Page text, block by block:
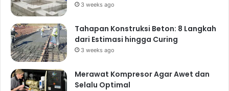
3 weeks ago
Tahapan Konstruksi Beton: 8 Langkah
dari Estimasi hingga Curing
3 weeks ago
Merawat Kompresor Agar Awet dan
Selalu Optimal